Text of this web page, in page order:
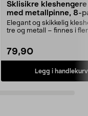
Sklisikre
med metallpinne, 8-
Elegant og skikkelig
tre og metall – finnes i
79,90
Legg i handlekurv